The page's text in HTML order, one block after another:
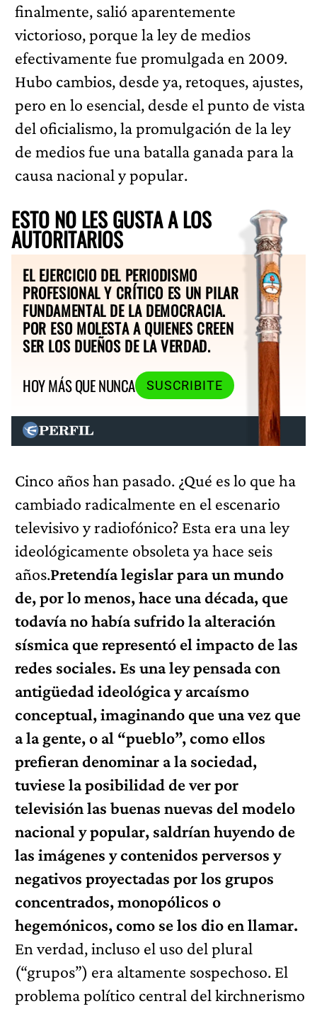
finalmente, salió aparentemente
victorioso, porque la ley de medios
efectivamente fue promulgada en 2009.
Hubo cambios, desde ya, retoques, ajustes,
pero en lo esencial, desde el punto de vista
del oficialismo, la promulgación de la ley
de medios fue una batalla ganada para la
causa nacional y popular.
ESTO NO LES GUSTA A LOS
AUTORITARIOS
EL EJERCICIO DEL PERIODISMO
PROFESIONAL Y CRÍTICO ES UN PILAR
FUNDAMENTAL DE LA DEMOCRACIA.
POR ESO MOLESTA A QUIENES CREEN
SER LOS DUEÑOS DE LA VERDAD.
HOY MÁS QUE NUNCA
SUSCRIBITE
Cinco años han pasado. ¿Qué es lo que ha
cambiado radicalmente en el escenario
televisivo y radiofónico? Esta era una ley
ideológicamente obsoleta ya hace seis
años.Pretendía legislar para un mundo
de, por lo menos, hace una década, que
todavía no había sufrido la alteración
sísmica que representó el impacto de las
redes sociales. Es una ley pensada con
antigüedad ideológica y arcaísmo
conceptual, imaginando que una vez que
a la gente, o al “pueblo”, como ellos
prefieran denominar a la sociedad,
tuviese la posibilidad de ver por
televisión las buenas nuevas del modelo
nacional y popular, saldrían huyendo de
las imágenes y contenidos perversos y
negativos proyectadas por los grupos
concentrados, monopólicos o
hegemónicos, como se los dio en llamar.
En verdad, incluso el uso del plural
(“grupos”) era altamente sospechoso. El
problema político central del kirchnerismo